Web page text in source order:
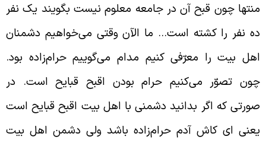
چون قبح آن در جامعه معلوم نیست بگویند یک نفر
نفر را کشته است… ما الآن وقتی می‌خواهیم دشمنان
بیت را معرّفی کنیم مدام می‌گوییم حرام‌زاده بود.
تصوّر می‌کنیم حرام بودن اقبح قبایح است. در
که اگر بدانید دشمنی با اهل بیت اقبح قبایح است
ای کاش آدم حرام‌زاده باشد ولی دشمن اهل بیت